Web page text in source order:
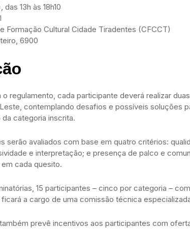
13h às 18h10
Formação Cultural Cidade Tiradentes (CFCCT)
6900
regulamento, cada participante deverá realizar
contemplando desafios e possíveis soluções
categoria inscrita.
serão avaliados com base em quatro critérios:
e interpretação; e presença de palco e
cada quesito.
15 participantes – cinco por categoria –
a cargo de uma comissão técnica
prevê incentivos aos participantes com